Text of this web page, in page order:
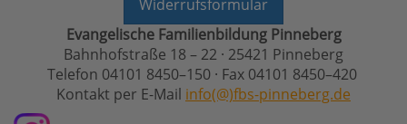
Widerrufsformular
Evangelische Familienbildung Pinneberg
Bahnhofstraße 18 – 22 · 25421 Pinneberg
Telefon 04101 8450–150 · Fax 04101 8450–420
Kontakt per E-Mail info(@)fbs-pinneberg.de